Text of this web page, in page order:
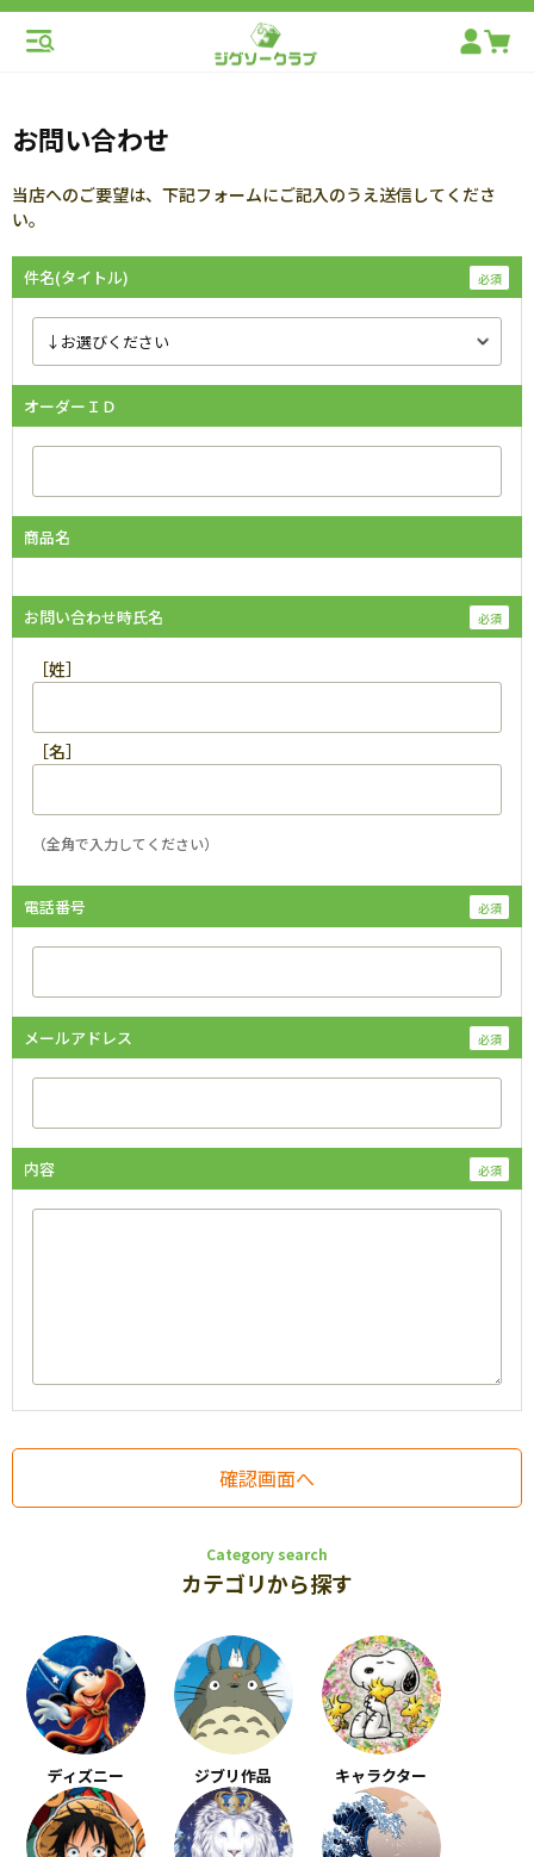
お問い合わせ
当店へのご要望は、下記フォームにご記入のうえ送信してくださ
い。
件名(タイトル)
オーダーＩＤ
商品名
お問い合わせ時氏名
［姓］
［名］
（全角で入力してください）
電話番号
メールアドレス
内容
Category search
カテゴリから探す
ディズニー ジブリ作品 キャラクター